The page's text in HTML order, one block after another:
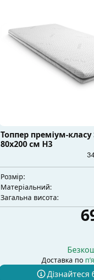
Топпер преміум-
80x200 см H3
Розмір:
Матеріальний:
Загальна висота:
Доставка по
Дізнайтеся